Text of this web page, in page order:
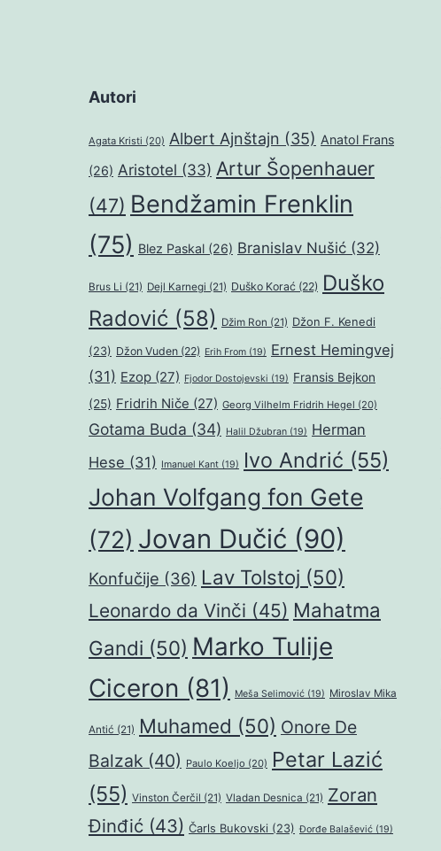
Autori
Agata Kristi (20) Albert Ajnštajn (35) Anatol Frans
(26) Aristotel (33) Artur Šopenhauer
(47) Bendžamin Frenklin
(75) Blez Paskal (26) Branislav Nušić (32)
Brus Li (21) Dejl Karnegi (21) Duško Korać (22) Duško
Radović (58) Džim Ron (21) Džon F. Kenedi
(23) Džon Vuden (22) Erih From (19) Ernest Hemingvej
(31) Ezop (27) Fjodor Dostojevski (19) Fransis Bejkon
(25) Fridrih Niče (27) Georg Vilhelm Fridrih Hegel (20)
Gotama Buda (34) Halil Džubran (19) Herman
Hese (31) Imanuel Kant (19) Ivo Andrić (55)
Johan Volfgang fon Gete
(72) Jovan Dučić (90)
Konfučije (36) Lav Tolstoj (50)
Leonardo da Vinči (45) Mahatma
Gandi (50) Marko Tulije
Ciceron (81) Meša Selimović (19) Miroslav Mika
Antić (21) Muhamed (50) Onore De
Balzak (40) Paulo Koeljo (20) Petar Lazić
(55) Vinston Čerčil (21) Vladan Desnica (21) Zoran
Đinđić (43) Čarls Bukovski (23) Đorđe Balašević (19)